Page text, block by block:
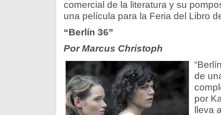
comercial de la literatura y su
una película para la Feria del Libro
“Berlín 36”
Por Marcus Christoph
de
por
lleva